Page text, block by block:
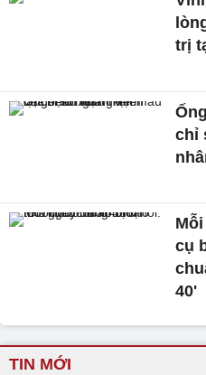
trị
chỉ
cụ
40'
TIN MỚI